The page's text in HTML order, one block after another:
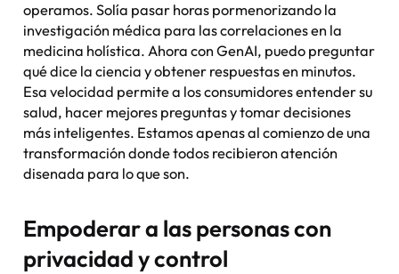
operamos. Solía pasar horas pormenorizando la
investigación médica para las correlaciones en la
medicina holística. Ahora con GenAI, puedo preguntar
qué dice la ciencia y obtener respuestas en minutos.
Esa velocidad permite a los consumidores entender su
salud, hacer mejores preguntas y tomar decisiones
más inteligentes. Estamos apenas al comienzo de una
transformación donde todos recibieron atención
disenada para lo que son.
Empoderar a las personas con
privacidad y control